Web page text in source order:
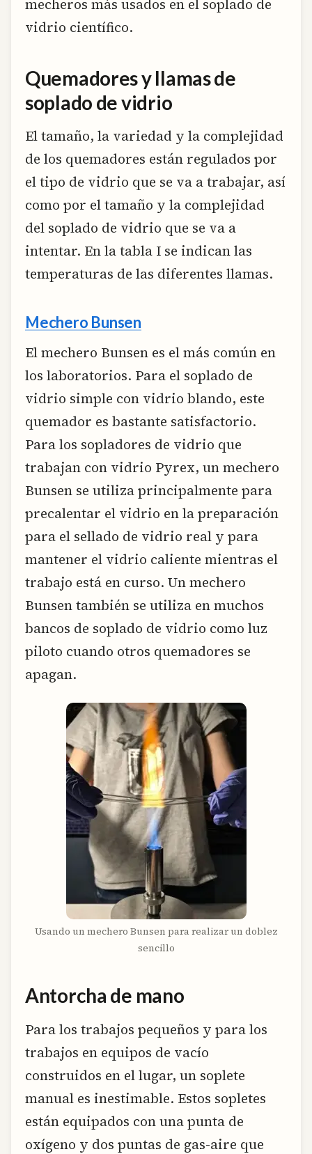
mecheros más usados en el soplado de
vidrio científico.
Quemadores y llamas de
soplado de vidrio
El tamaño, la variedad y la complejidad
de los quemadores están regulados por
el tipo de vidrio que se va a trabajar, así
como por el tamaño y la complejidad
del soplado de vidrio que se va a
intentar. En la tabla I se indican las
temperaturas de las diferentes llamas.
Mechero Bunsen
El mechero Bunsen es el más común en
los laboratorios. Para el soplado de
vidrio simple con vidrio blando, este
quemador es bastante satisfactorio.
Para los sopladores de vidrio que
trabajan con vidrio Pyrex, un mechero
Bunsen se utiliza principalmente para
precalentar el vidrio en la preparación
para el sellado de vidrio real y para
mantener el vidrio caliente mientras el
trabajo está en curso. Un mechero
Bunsen también se utiliza en muchos
bancos de soplado de vidrio como luz
piloto cuando otros quemadores se
apagan.
Usando un mechero Bunsen para realizar un doblez
sencillo
Antorcha de mano
Para los trabajos pequeños y para los
trabajos en equipos de vacío
construidos en el lugar, un soplete
manual es inestimable. Estos sopletes
están equipados con una punta de
oxígeno y dos puntas de gas-aire que